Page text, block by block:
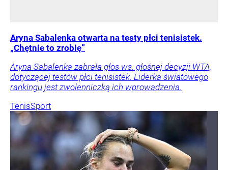
Aryna Sabalenka otwarta na testy płci tenisistek.
„Chętnie to zrobię”
Aryna Sabalenka zabrała głos ws. głośnej decyzji WTA,
dotyczącej testów płci tenisistek. Liderka światowego
rankingu jest zwolenniczką ich wprowadzenia.
TenisSport